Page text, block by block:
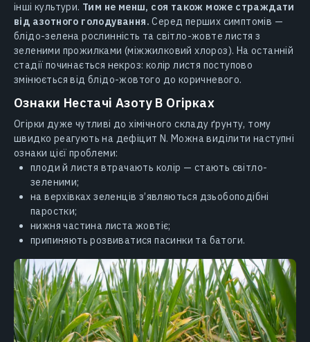
інші культури. Тим не менш, соя також може страждати
від азотного голодування. Серед перших симптомів —
блідо-зелена рослинність та світло-жовте листя з
зеленими прожилками (міжжилковий хлороз). На останній
стадії починається некроз: колір листя поступово
змінюється від блідо-жовтого до коричневого.
Ознаки Нестачі Азоту В Огірках
Огірки дуже чутливі до хімічного складу ґрунту, тому
швидко реагують на дефіцит N. Можна виділити наступні
ознаки цієї проблеми:
плоди й листя втрачають колір — стають світло-
зеленими;
на верхівках зеленців з’являються дзьобоподібні
паростки;
нижня частина листа жовтіє;
припиняють розвиватися пасинки та батоги.